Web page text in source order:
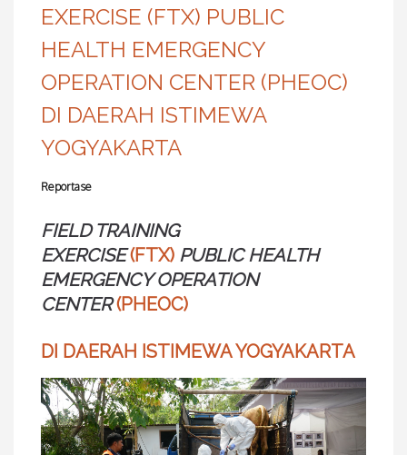
EXERCISE (FTX) PUBLIC
HEALTH EMERGENCY
OPERATION CENTER (PHEOC)
DI DAERAH ISTIMEWA
YOGYAKARTA
Reportase
FIELD TRAINING
EXERCISE(FTX) PUBLIC HEALTH
EMERGENCY OPERATION
CENTER(PHEOC)
DI DAERAH ISTIMEWA YOGYAKARTA